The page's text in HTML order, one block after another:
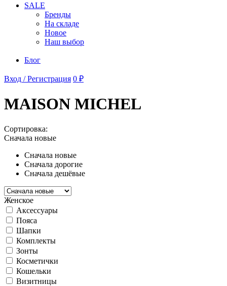
SALE
Бренды
На складе
Новое
Наш выбор
Блог
Вход / Регистрация 0 ₽
MAISON MICHEL
Сортировка:
Сначала новые
Сначала новые
Сначала дорогие
Сначала дешёвые
Женское
Аксессуары
Пояса
Шапки
Комплекты
Зонты
Косметички
Кошельки
Визитницы